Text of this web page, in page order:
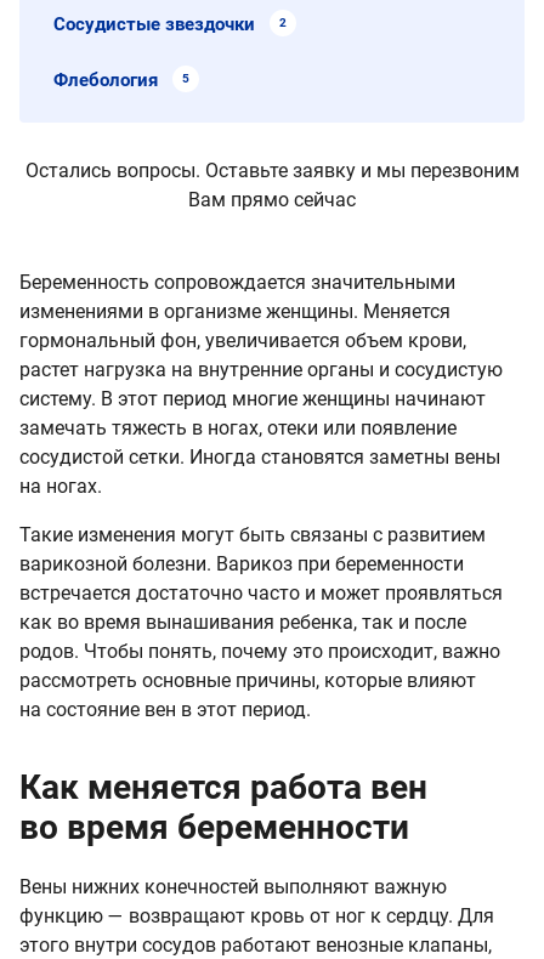
Беременность сопровождается значительными
изменениями в организме женщины. Меняется
гормональный фон, увеличивается объем крови,
растет нагрузка на внутренние органы и сосудистую
систему. В этот период многие женщины начинают
замечать тяжесть в ногах, отеки или появление
сосудистой сетки. Иногда становятся заметны вены
на ногах.
Такие изменения могут быть связаны с развитием
варикозной болезни. Варикоз при беременности
встречается достаточно часто и может проявляться
как во время вынашивания ребенка, так и после
родов. Чтобы понять, почему это происходит, важно
рассмотреть основные причины, которые влияют
на состояние вен в этот период.
Как меняется работа вен
во время беременности
Вены нижних конечностей выполняют важную
функцию — возвращают кровь от ног к сердцу. Для
этого внутри сосудов работают венозные клапаны,
Сосудистые звездочки 2
Флебология 5
Остались вопросы. Оставьте заявку и мы перезвоним
Вам прямо сейчас